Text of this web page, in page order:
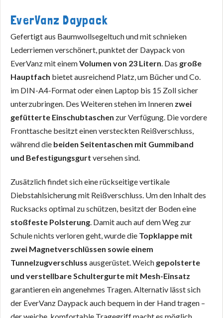
EverVanz Daypack
Gefertigt aus Baumwollsegeltuch und mit schnieken
Lederriemen verschönert, punktet der Daypack von
EverVanz mit einemVolumen von 23 Litern . Das große
Hauptfach bietet ausreichend Platz, um Bücher und Co.
im DIN-A4-Format oder einen Laptop bis 15 Zoll sicher
unterzubringen. Des Weiteren stehen im Inneren zwei
gefütterte Einschubtaschen zur Verfügung. Die vordere
Fronttasche besitzt einen versteckten Reißverschluss,
während die beiden Seitentaschen mit Gummiband
und Befestigungsgurt versehen sind.
Zusätzlich findet sich eine rückseitige vertikale
Diebstahlsicherung mit Reißverschluss. Um den Inhalt des
Rucksacks optimal zu schützen, besitzt der Boden eine
stoßfeste Polsterung . Damit auch auf dem Weg zur
Schule nichts verloren geht, wurde die Topklappe mit
zwei Magnetverschlüssen sowie einem
Tunnelzugverschluss ausgerüstet. Weich gepolsterte
und verstellbare Schultergurte mit Mesh-Einsatz
garantieren ein angenehmes Tragen. Alternativ lässt sich
der EverVanz Daypack auch bequem in der Hand tragen –
der weiche, komfortable Tragegriff macht es möglich.